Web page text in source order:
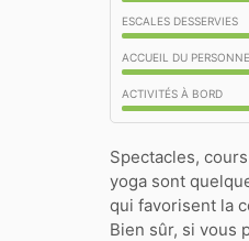
ESCALES DESSERVIES
ACCUEIL DU
ACTIVITÉS À BORD
Spectacles,
yoga sont
qui favorisent la
Bien sûr, si vous